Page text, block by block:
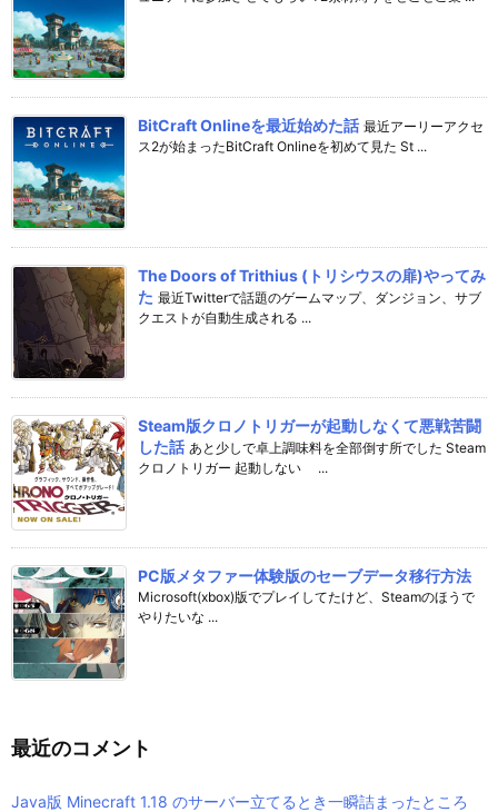
BitCraft Onlineを最近始めた話 最近アーリーアクセ
ス2が始まったBitCraft Onlineを初めて見た St ...
The Doors of Trithius (トリシウスの扉)やってみ
た 最近Twitterで話題のゲームマップ、ダンジョン、サブ
クエストが自動生成される ...
Steam版クロノトリガーが起動しなくて悪戦苦闘
した話 あと少しで卓上調味料を全部倒す所でした Steam
クロノトリガー 起動しない ...
PC版メタファー体験版のセーブデータ移行方法
Microsoft(xbox)版でプレイしてたけど、Steamのほうで
やりたいな ...
最近のコメント
Java版 Minecraft 1.18 のサーバー立てるとき一瞬詰まったところ